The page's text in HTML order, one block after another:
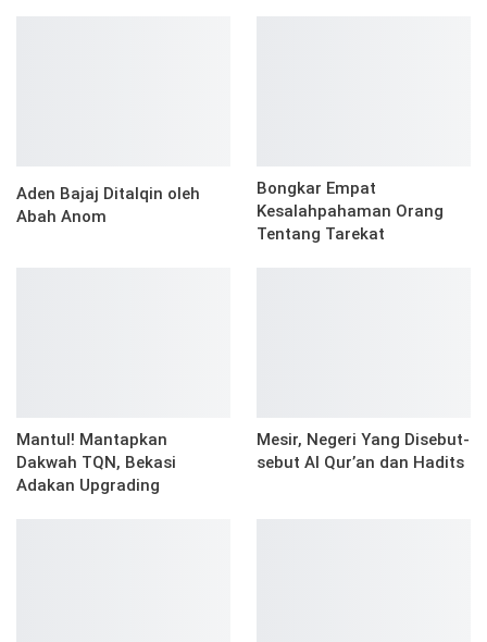
Aden Bajaj Ditalqin oleh
Abah Anom
Bongkar Empat
Kesalahpahaman Orang
Tentang Tarekat
Mantul! Mantapkan
Dakwah TQN, Bekasi
Adakan Upgrading
Mesir, Negeri Yang Disebut-
sebut Al Qur’an dan Hadits